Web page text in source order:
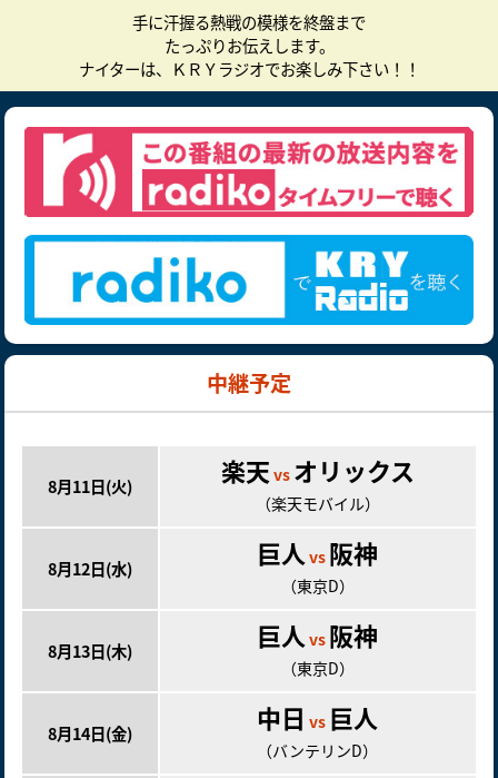
手に汗握る熱戦の模様を終盤まで
たっぷりお伝えします。
ナイターは、ＫＲＹラジオでお楽しみ下さい！！
中継予定
8月11日(火) 楽天 vs オリックス
（楽天モバイル）
8月12日(水) 巨人 vs 阪神
（東京D）
8月13日(木) 巨人 vs 阪神
（東京D）
8月14日(金) 中日 vs 巨人
（バンテリンD）